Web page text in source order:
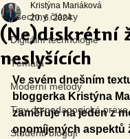
Všechny články
Digitální technologie
Témata
Moderní metody
Tipy do pedagogické praxe
Studenti blogují
(Ne)diskrétní
neslyšících
Kristýna Mariáková
20. 6. 2024
Ve svém dnešním
bloggerka Kristýna
zaměřuje na jeden z
opomíjených aspektů